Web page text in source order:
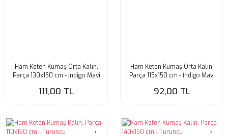
Ham Keten Kumaş Orta Kalın,
Parça 130x150 cm - İndigo Mavi
111,00 TL
Ham Keten Kumaş Orta Kalın,
Parça 115x150 cm - İndigo Mavi
92,00 TL